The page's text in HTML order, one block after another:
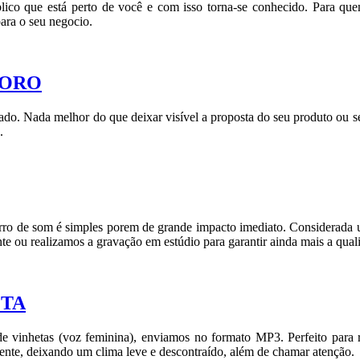
que está perto de você e com isso torna-se conhecido. Para
o seu negocio.
Nada melhor do que deixar visível a proposta do seu produto ou
de som é simples porem de grande impacto imediato.
realizamos a gravação em estúdio para garantir ainda mais a
vinhetas (voz feminina), enviamos no formato MP3. Perfeito
deixando um clima leve e descontraído, além de chamar atenção.